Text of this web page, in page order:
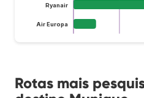
Ryanair
Air Europa
Rotas mais